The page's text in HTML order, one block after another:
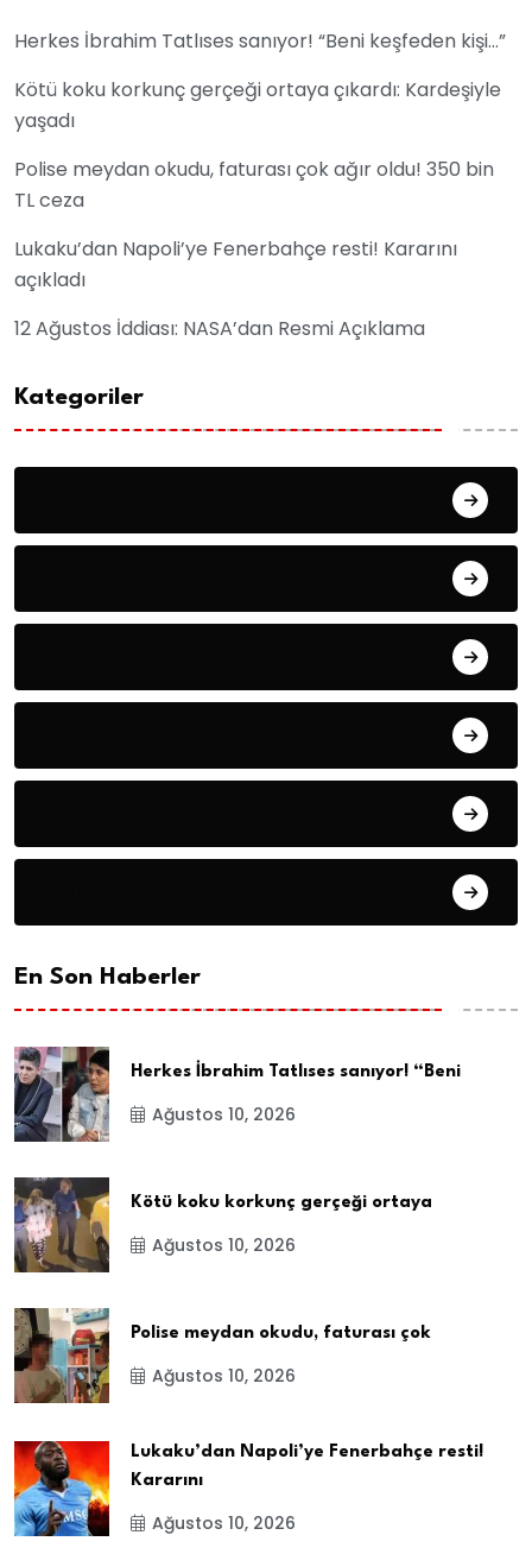
Herkes İbrahim Tatlıses sanıyor! “Beni keşfeden kişi…”
Kötü koku korkunç gerçeği ortaya çıkardı: Kardeşiyle
yaşadı
Polise meydan okudu, faturası çok ağır oldu! 350 bin
TL ceza
Lukaku’dan Napoli’ye Fenerbahçe resti! Kararını
açıkladı
12 Ağustos İddiası: NASA’dan Resmi Açıklama
Kategoriler
En Son Haberler
Herkes İbrahim Tatlıses sanıyor! “Beni
Ağustos 10, 2026
Kötü koku korkunç gerçeği ortaya
Ağustos 10, 2026
Polise meydan okudu, faturası çok
Ağustos 10, 2026
Lukaku’dan Napoli’ye Fenerbahçe resti!
Kararını
Ağustos 10, 2026